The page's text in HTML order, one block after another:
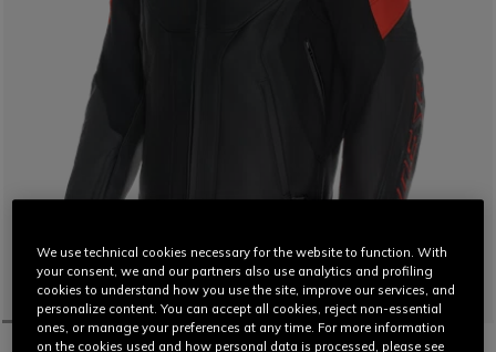
We use technical cookies necessary for the website to function. With
your consent, we and our partners also use analytics and profiling
cookies to understand how you use the site, improve our services, and
personalize content. You can accept all cookies, reject non-essential
ones, or manage your preferences at any time. For more information
on the cookies used and how personal data is processed, please see